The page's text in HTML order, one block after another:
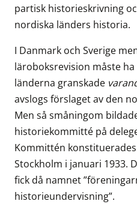
partisk historieskrivning
nordiska länders historia.
I Danmark och Sverige
läroboksrevision måste
länderna granskade
avslogs förslaget av den
Men så småningom
historiekommitté på
Kommittén
Stockholm i januari 1933.
fick då namnet
historieundervisning”.